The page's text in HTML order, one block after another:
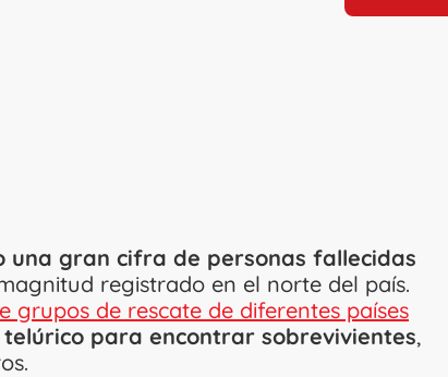
una gran cifra de personas fallecidas
registrado en el norte del país.
grupos de rescate de diferentes países
para encontrar sobrevivientes,